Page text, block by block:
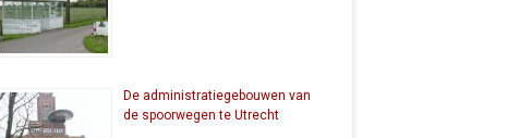
De administratiegebouwen van
de spoorwegen te Utrecht